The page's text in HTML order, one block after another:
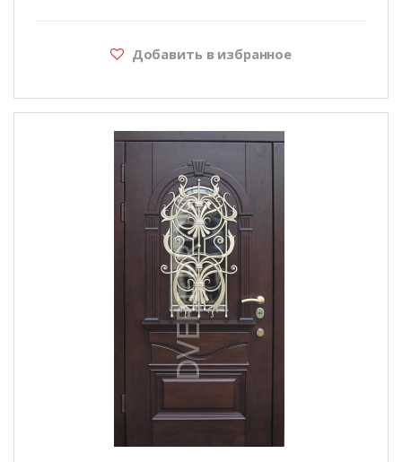
Добавить в избранное